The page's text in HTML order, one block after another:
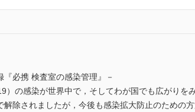
必携 検査室の感染管理』－
の感染が世界中で，そしてわが国でも広がりを
除されましたが，今後も感染拡大防止のための